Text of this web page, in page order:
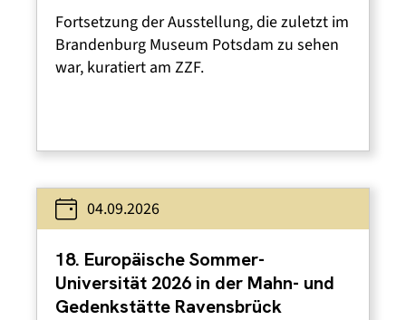
Fortsetzung der Ausstellung, die zuletzt im
Brandenburg Museum Potsdam zu sehen
war, kuratiert am ZZF.
04.09.2026
18. Europäische Sommer-
Universität 2026 in der Mahn- und
Gedenkstätte Ravensbrück